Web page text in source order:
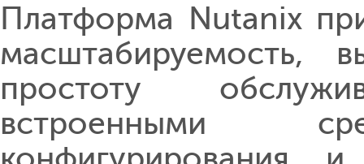
Платформа Nutanix
масштабируемость,
простоту
встроенными